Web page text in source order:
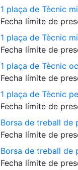
1 plaça de Tècnic
Fecha límite de
1 plaça de Tècnic
Fecha límite de
1 plaça de Tècnic
Fecha límite de
1 plaça de Tècnic
Fecha límite de
Borsa de treball de
Fecha límite de
Borsa de treball de
Fecha límite de